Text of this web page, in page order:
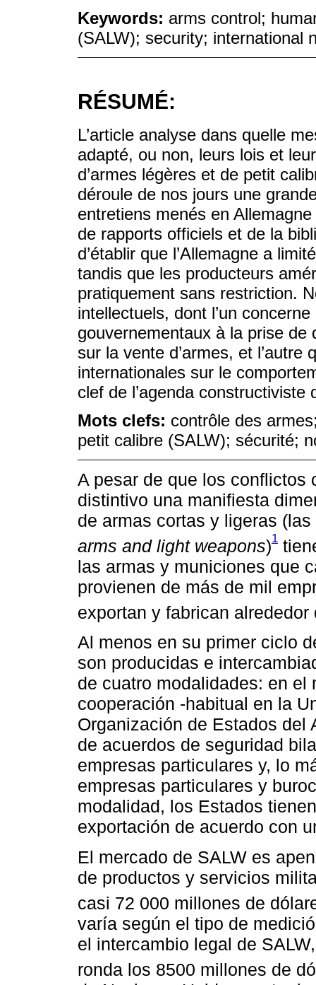
Keywords: arms control;
(SALW); security; international
RÉSUMÉ:
L’article analyse dans quelle
adapté, ou non, leurs lois et
d’armes légères et de petit
déroule de nos jours une
entretiens menés en
de rapports officiels et de la
d’établir que l’Allemagne a
tandis que les producteurs
pratiquement sans restriction.
intellectuels, dont l’un
gouvernementaux à la prise
sur la vente d’armes, et l’autre
internationales sur le
clef de l’agenda
Mots clefs: contrôle des
petit calibre (SALW); sécurité;
A pesar de que los conflictos
distintivo una manifiesta
de armas cortas y ligeras
arms and light weapons)1
las armas y municiones que
provienen de más de mil
exportan y fabrican alrededor
Al menos en su primer ciclo
son producidas e
de cuatro modalidades: en el
cooperación -habitual en la
Organización de Estados del
de acuerdos de seguridad
empresas particulares y, lo
empresas particulares y
modalidad, los Estados
exportación de acuerdo con
El mercado de SALW es
de productos y servicios
casi 72 000 millones de
varía según el tipo de
el intercambio legal de
ronda los 8500 millones de